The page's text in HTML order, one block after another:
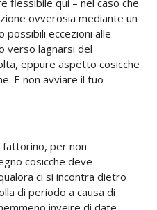
flessibile qui – nel caso che
ovverosia mediante un
possibili eccezioni alle
verso lagnarsi del
eppure aspetto cosicche
E non avviare il tuo
fattorino, per non
cosicche deve
ci si incontra dietro
di periodo a causa di
inveire di date